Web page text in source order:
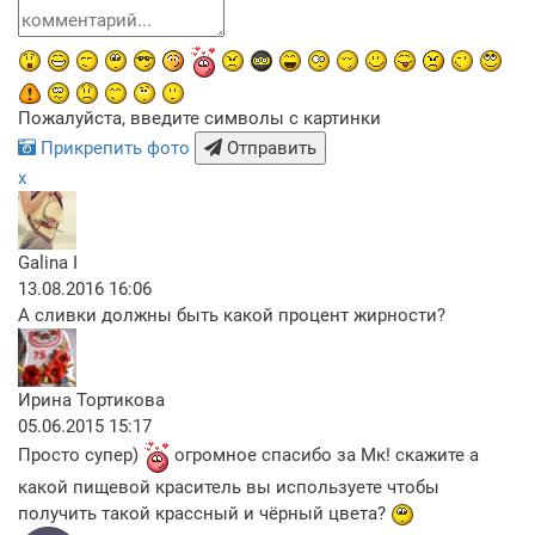
Пожалуйста, введите символы с картинки
Прикрепить фото
Отправить
x
Galina I
13.08.2016 16:06
А сливки должны быть какой процент жирности?
Ирина Тортикова
05.06.2015 15:17
Просто супер)
огромное спасибо за Мк! скажите а
какой пищевой краситель вы используете чтобы
получить такой крассный и чёрный цвета?